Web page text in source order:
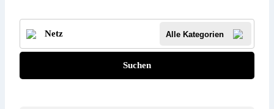
Alle Kategorien
Suchen